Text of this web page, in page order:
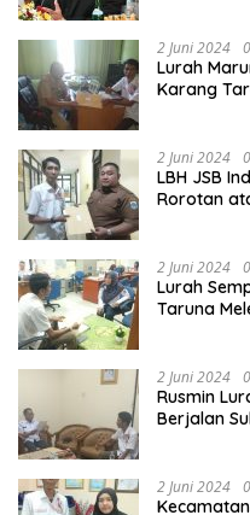
2 Juni 2024
Lurah
Karang
2 Juni 2024
LBH JSB
Rorotan
2 Juni 2024
Lurah
Taruna
2 Juni 2024
Rusmin
Berjalan
2 Juni 2024
Kecamatan